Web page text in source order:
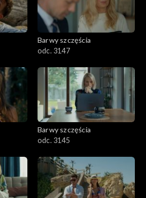
Barwy szczęścia
odc. 3147
Barwy szczęścia
odc. 3145